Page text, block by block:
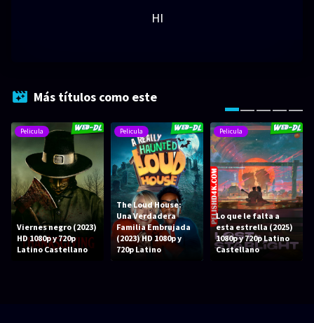
HI
Más títulos como este
Pelicula
Viernes negro (2023)
HD 1080p y 720p
Latino Castellano
Pelicula
The Loud House:
Una Verdadera
Familia Embrujada
(2023) HD 1080p y
720p Latino
Pelicula
Lo que le falta a
esta estrella (2025)
1080p y 720p Latino
Castellano